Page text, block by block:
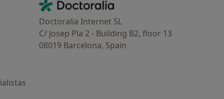
Contacto
Doctoralia - Página de inicio
Doctoralia Internet SL
C/ Josep Pla 2 - Building B2, floor 13
08019 Barcelona, Spain